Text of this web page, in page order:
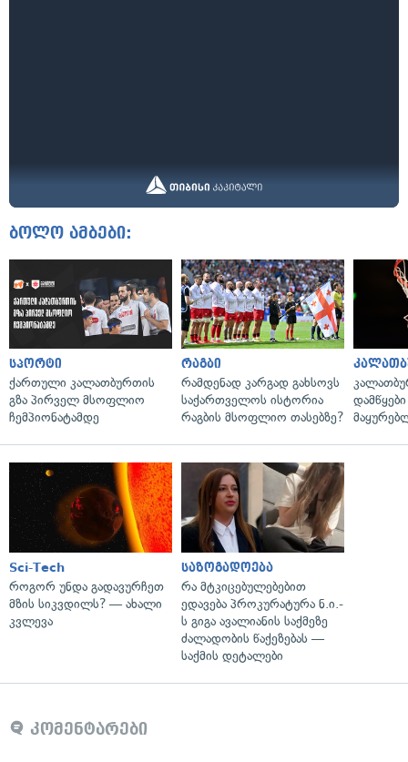
ბოლო ამბები:
სპორტი
ქართული კალათბურთის
გზა პირველ მსოფლიო
ჩემპიონატამდე
რაგბი
რამდენად კარგად გახსოვს
საქართველოს ისტორია
რაგბის მსოფლიო თასებზე?
დამწყები
Sci-Tech
როგორ უნდა გადავურჩეთ
მზის სიკვდილს? — ახალი
კვლევა
საზოგადოება
რა მტკიცებულებებით
ედავება პროკურატურა ნ.ი.-
ს გიგა ავალიანის საქმეზე
ძალადობის წაქეზებას —
საქმის დეტალები
კომენტარები